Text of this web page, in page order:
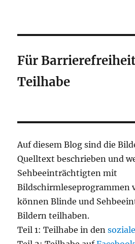
Für
Teilhabe
Auf diesem Blog sind die
Quelltext beschrieben und
Sehbeeinträchtigten mit
Bildschirmleseprogrammen
können Blinde und
Bildern teilhaben.
Teil 1: Teilhabe in den